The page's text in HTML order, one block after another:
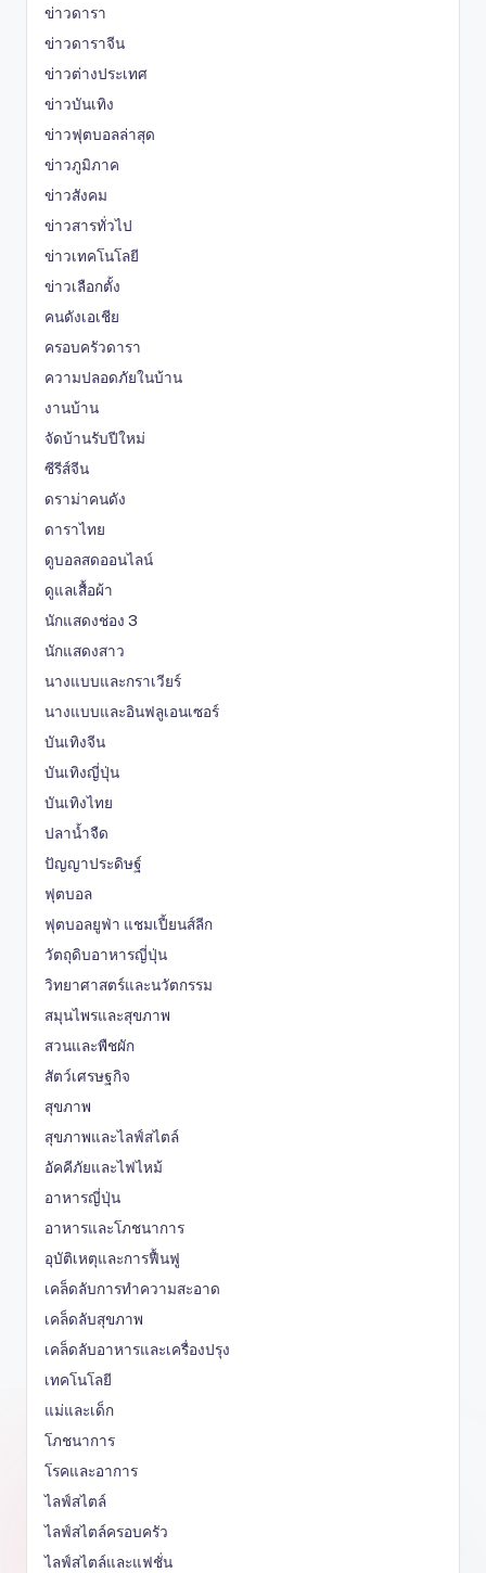
ข่าวดารา
ข่าวดาราจีน
ข่าวต่างประเทศ
ข่าวบันเทิง
ข่าวฟุตบอลล่าสุด
ข่าวภูมิภาค
ข่าวสังคม
ข่าวสารทั่วไป
ข่าวเทคโนโลยี
ข่าวเลือกตั้ง
คนดังเอเชีย
ครอบครัวดารา
ความปลอดภัยในบ้าน
งานบ้าน
จัดบ้านรับปีใหม่
ซีรีส์จีน
ดราม่าคนดัง
ดาราไทย
ดูบอลสดออนไลน์
ดูแลเสื้อผ้า
นักแสดงช่อง 3
นักแสดงสาว
นางแบบและกราเวียร์
นางแบบและอินฟลูเอนเซอร์
บันเทิงจีน
บันเทิงญี่ปุ่น
บันเทิงไทย
ปลาน้ำจืด
ปัญญาประดิษฐ์
ฟุตบอล
ฟุตบอลยูฟ่า แชมเปี้ยนส์ลีก
วัตถุดิบอาหารญี่ปุ่น
วิทยาศาสตร์และนวัตกรรม
สมุนไพรและสุขภาพ
สวนและพืชผัก
สัตว์เศรษฐกิจ
สุขภาพ
สุขภาพและไลฟ์สไตล์
อัคคีภัยและไฟไหม้
อาหารญี่ปุ่น
อาหารและโภชนาการ
อุบัติเหตุและการฟื้นฟู
เคล็ดลับการทำความสะอาด
เคล็ดลับสุขภาพ
เคล็ดลับอาหารและเครื่องปรุง
เทคโนโลยี
แม่และเด็ก
โภชนาการ
โรคและอาการ
ไลฟ์สไตล์
ไลฟ์สไตล์ครอบครัว
ไลฟ์สไตล์และแฟชั่น